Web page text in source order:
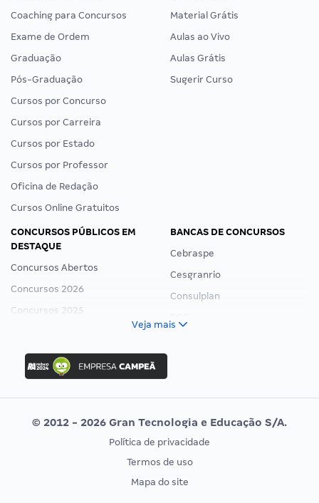
Coaching para Concursos
Exame de Ordem
Graduação
Pós-Graduação
Cursos por Concurso
Cursos por Carreira
Cursos por Estado
Cursos por Professor
Oficina de Redação
Cursos Online Gratuitos
Material Grátis
Aulas ao Vivo
Aulas Grátis
Sugerir Curso
CONCURSOS PÚBLICOS EM
DESTAQUE
Concursos Abertos
Concursos 2026
Concursos 2025
Concurso Ibama
Concurso MPU
Editais publicados
BANCAS DE CONCURSOS
Cebraspe
Cesgranrio
Consulplan
Vunesp
CONCURSOS POR PROFISSÃO
EXAME DE ORDEM
Veja mais
© 2012 - 2026 Gran Tecnologia e Educação S/A.
Política de privacidade
Termos de uso
Mapa do site